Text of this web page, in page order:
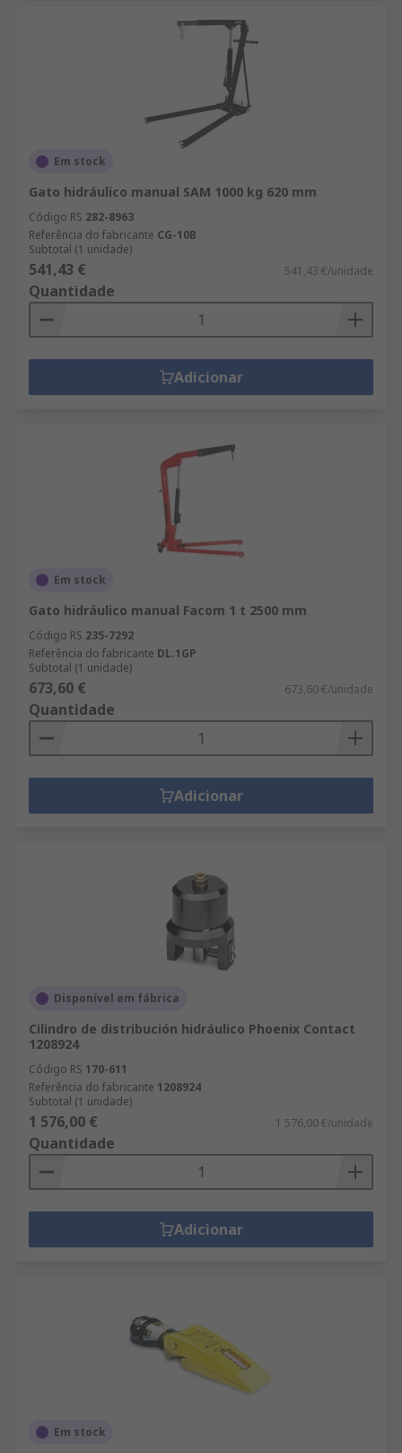
Em stock
Gato hidráulico manual SAM 1000 kg 620 mm
Código RS 282-8963
Referência do fabricante CG-10B
Subtotal (1 unidade)
541,43 € 541,43 €/unidade
Quantidade
Adicionar
Em stock
Gato hidráulico manual Facom 1 t 2500 mm
Código RS 235-7292
Referência do fabricante DL.1GP
Subtotal (1 unidade)
673,60 € 673,60 €/unidade
Quantidade
Adicionar
Disponível em fábrica
Cilindro de distribución hidráulico Phoenix Contact
1208924
Código RS 170-611
Referência do fabricante 1208924
Subtotal (1 unidade)
1 576,00 € 1 576,00 €/unidade
Quantidade
Adicionar
Em stock